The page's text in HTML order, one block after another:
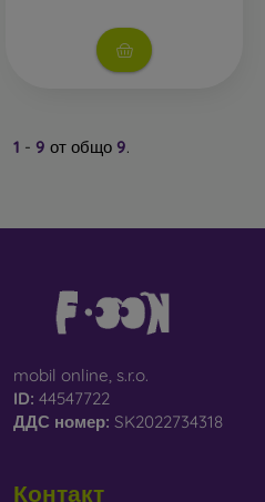
1 - 9 от общо 9.
mobil online, s.r.o.
ID: 44547722
ДДС ​​номер: SK2022734318
Контакт